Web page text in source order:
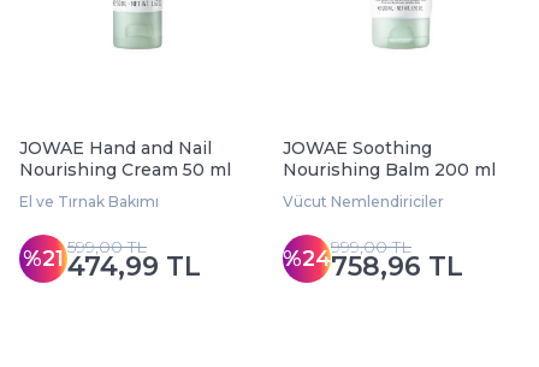
JOWAE Hand and Nail
Nourishing Cream 50 ml
El ve Tırnak Bakımı
%21474,99 TL
599,00 TL
JOWAE Soothing
Nourishing Balm 200 ml
Vücut Nemlendiriciler
%24758,96 TL
999,00 TL